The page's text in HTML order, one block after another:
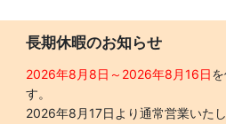
長期休暇のお知らせ
2026年8月8日～2026年8月16日
す。
2026年8月17日より通常営業いたし